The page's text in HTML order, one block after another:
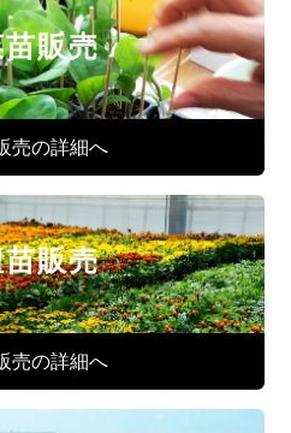
販売
売の詳細へ
販売
売の詳細へ